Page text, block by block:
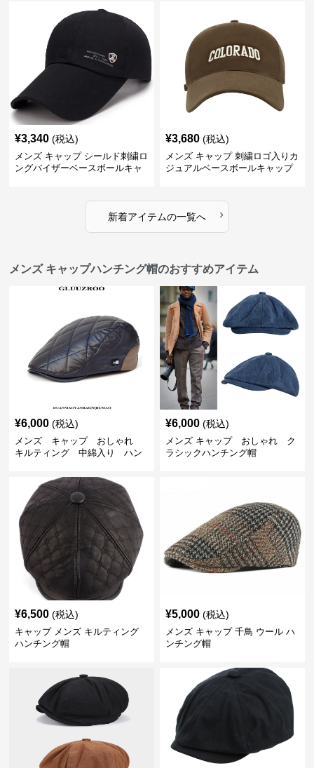
¥3,340 (税込)
メンズ キャップ シールド刺繍ロ
ングバイザーベースボールキャ
¥3,680 (税込)
メンズ キャップ 刺繍ロゴ入りカ
ジュアルベースボールキャップ
新着アイテムの一覧へ ›
メンズ キャップハンチング帽のおすすめアイテム
¥6,000 (税込)
メンズ キャップ おしゃれ
キルティング 中綿入り ハン
¥6,000 (税込)
メンズ キャップ おしゃれ ク
ラシックハンチング帽
¥6,500 (税込)
キャップ メンズ キルティング
ハンチング帽
¥5,000 (税込)
メンズ キャップ 千鳥 ウール ハ
ンチング帽